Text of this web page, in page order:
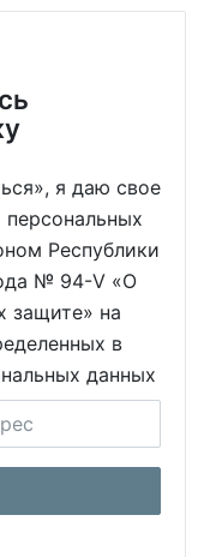
я даю свое
персональных
Республики
№ 94-V «О
защите» на
в
данных